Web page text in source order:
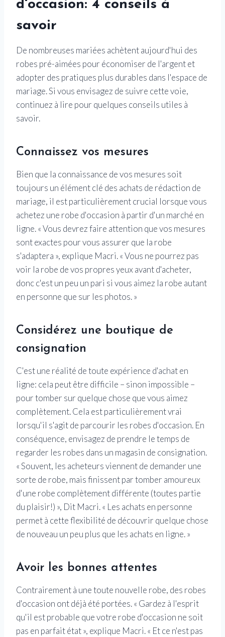
d'occasion: 4 conseils à
savoir
De nombreuses mariées achètent aujourd'hui des
robes pré-aimées pour économiser de l'argent et
adopter des pratiques plus durables dans l'espace de
mariage. Si vous envisagez de suivre cette voie,
continuez à lire pour quelques conseils utiles à
savoir.
Connaissez vos mesures
Bien que la connaissance de vos mesures soit
toujours un élément clé des achats de rédaction de
mariage, il est particulièrement crucial lorsque vous
achetez une robe d'occasion à partir d'un marché en
ligne. « Vous devrez faire attention que vos mesures
sont exactes pour vous assurer que la robe
s'adaptera », explique Macri. « Vous ne pourrez pas
voir la robe de vos propres yeux avant d'acheter,
donc c'est un peu un pari si vous aimez la robe autant
en personne que sur les photos. »
Considérez une boutique de
consignation
C'est une réalité de toute expérience d'achat en
ligne: cela peut être difficile – sinon impossible –
pour tomber sur quelque chose que vous aimez
complètement. Cela est particulièrement vrai
lorsqu'il s'agit de parcourir les robes d'occasion. En
conséquence, envisagez de prendre le temps de
regarder les robes dans un magasin de consignation.
« Souvent, les acheteurs viennent de demander une
sorte de robe, mais finissent par tomber amoureux
d'une robe complètement différente (toutes partie
du plaisir!) », Dit Macri. « Les achats en personne
permet à cette flexibilité de découvrir quelque chose
de nouveau un peu plus que les achats en ligne. »
Avoir les bonnes attentes
Contrairement à une toute nouvelle robe, des robes
d'occasion ont déjà été portées. « Gardez à l'esprit
qu'il est probable que votre robe d'occasion ne soit
pas en parfait état », explique Macri. « Et ce n'est pas